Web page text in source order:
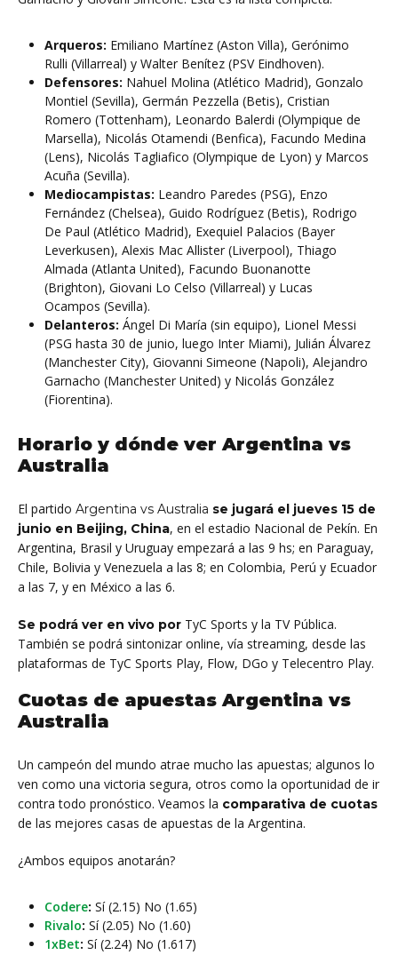
Arqueros: Emiliano Martínez (Aston Villa), Gerónimo
Rulli (Villarreal) y Walter Benítez (PSV Eindhoven).
Defensores: Nahuel Molina (Atlético Madrid), Gonzalo
Montiel (Sevilla), Germán Pezzella (Betis), Cristian
Romero (Tottenham), Leonardo Balerdi (Olympique de
Marsella), Nicolás Otamendi (Benfica), Facundo Medina
(Lens), Nicolás Tagliafico (Olympique de Lyon) y Marcos
Acuña (Sevilla).
Mediocampistas: Leandro Paredes (PSG), Enzo
Fernández (Chelsea), Guido Rodríguez (Betis), Rodrigo
De Paul (Atlético Madrid), Exequiel Palacios (Bayer
Leverkusen), Alexis Mac Allister (Liverpool), Thiago
Almada (Atlanta United), Facundo Buonanotte
(Brighton), Giovani Lo Celso (Villarreal) y Lucas
Ocampos (Sevilla).
Delanteros: Ángel Di María (sin equipo), Lionel Messi
(PSG hasta 30 de junio, luego Inter Miami), Julián Álvarez
(Manchester City), Giovanni Simeone (Napoli), Alejandro
Garnacho (Manchester United) y Nicolás González
(Fiorentina).
Horario y dónde ver Argentina vs
Australia
El partido Argentina vs Australia se jugará el jueves 15 de
junio en Beijing, China, en el estadio Nacional de Pekín. En
Argentina, Brasil y Uruguay empezará a las 9 hs; en Paraguay,
Chile, Bolivia y Venezuela a las 8; en Colombia, Perú y Ecuador
a las 7, y en México a las 6.
Se podrá ver en vivo por TyC Sports y la TV Pública.
También se podrá sintonizar online, vía streaming, desde las
plataformas de TyC Sports Play, Flow, DGo y Telecentro Play.
Cuotas de apuestas Argentina vs
Australia
Un campeón del mundo atrae mucho las apuestas; algunos lo
ven como una victoria segura, otros como la oportunidad de ir
contra todo pronóstico. Veamos la comparativa de cuotas
de las mejores casas de apuestas de la Argentina.
¿Ambos equipos anotarán?
Codere: Sí (2.15) No (1.65)
Rivalo: Sí (2.05) No (1.60)
1xBet: Sí (2.24) No (1.617)